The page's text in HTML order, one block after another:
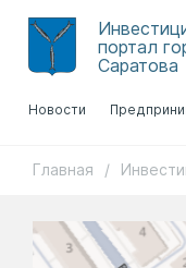
портал
Саратова
Новости
Главная /